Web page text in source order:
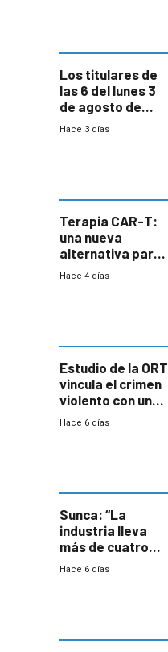
Los titulares de
las 6 del lunes 3
de agosto de
2026
Hace 3 días
Terapia CAR-T:
una nueva
alternativa para
niños y
Hace 4 días
Estudio de la ORT
vincula el crimen
violento con una
menor creación
Hace 6 días
Sunca: “La
industria lleva
más de cuatro
meses sin
Hace 6 días